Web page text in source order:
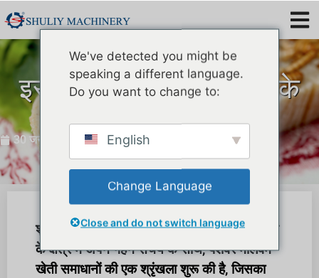
इस वर्ष आप मीलवर्म पालन के
सर्वोत्तम समाधान पढ़ेंगे
30 जनवरी 2024
शुली ने कीट प्रजनन उपकरण अनुसंधान और विकास
के क्षेत्र में अपने गहन संचय के साथ, पेशेवर मीलवर्म
खेती समाधानों की एक श्रृंखला शुरू की है, जिसका
We've detected you might be
speaking a different language.
Do you want to change to:
English
Change Language
Close and do not switch language